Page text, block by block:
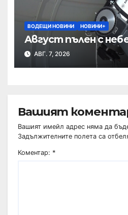
ВОДЕЩИ НОВИНИ НОВИНИ+
Август пълен с
АВГ. 7, 2026
Вашият
Вашият имейл адрес няма да
Задължителните полета са
Коментар: *